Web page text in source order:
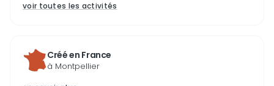
voir toutes les activités
Créé en France
à Montpellier